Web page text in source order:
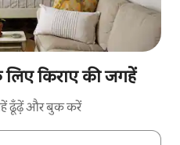
लिए किराए की जगहें
ढूँढ़ें और बुक करें